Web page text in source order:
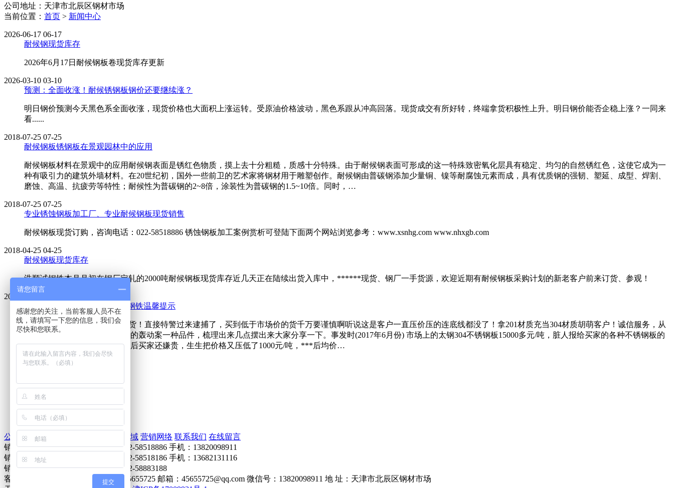
公司地址：天津市北辰区钢材市场
当前位置： 首页 > 新闻中心
2026-06-17 06-17
耐候钢现货库存
2026年6月17日耐候钢板卷现货库存更新
2026-03-10 03-10
预测：全面收涨！耐候锈钢板钢价还要继续涨？
明日钢价预测今天黑色系全面收涨，现货价格也大面积上涨运转。受原油价格波动，黑色系跟从冲高回落。现货成交有所好转，终端拿货积极性上升。明日钢价能否企稳上涨？一同来
看......
2018-07-25 07-25
耐候钢板锈钢板在景观园林中的应用
耐候钢板材料在景观中的应用耐候钢表面是锈红色物质，摸上去十分粗糙，质感十分特殊。由于耐候钢表面可形成的这一特殊致密氧化层具有稳定、均匀的自然锈红色，这使它成为一
种有吸引力的建筑外墙材料。在20世纪初，国外一些前卫的艺术家将钢材用于雕塑创作。耐候钢由普碳钢添加少量铜、镍等耐腐蚀元素而成，具有优质钢的强韧、塑延、成型、焊割、
磨蚀、高温、抗疲劳等特性；耐候性为普碳钢的2~8倍，涂装性为普碳钢的1.5~10倍。同时，…
2018-07-25 07-25
专业锈蚀钢板加工厂、专业耐候钢板现货销售
耐候钢板现货订购，咨询电话：022-58518886 锈蚀钢板加工案例赏析可登陆下面两个网站浏览参考：www.xsnhg.com www.nhxgb.com
2018-04-25 04-25
耐候钢板现货库存
浩顺诚钢铁本月月初在钢厂定轧的2000吨耐候钢板现货库存近几天正在陆续出货入库中，******现货、钢厂一手货源，欢迎近期有耐候钢板采购计划的新老客户前来订货、参观！
2017-11-23
购买低价钢板需谨慎 --浩顺诚钢铁温馨提示
今日头条，拿201充304，90吨货！直接特警过来逮捕了，买到低于市场价的货千万要谨慎啊听说这是客户一直压价压的连底线都没了！拿201材质充当304材质胡萌客户！诚信服务，从
点点滴滴做起！ 前几天钢材城的轰动案一种品件，梳理出来几点摆出来大家分享一下。事发时(2017年6月份) 市场上的太钢304不锈钢板15000多元/吨，脏人报给买家的各种不锈钢板的
均价都不到12000元/吨，到***后买家还嫌贵，生生把价格又压低了1000元/吨，***后均价…
1
3
4
5
下一页
1/5
公司简介 产品中心 应用领域 营销网络 联系我们 在线留言
销售一部 联系人：孟经理 电话：022-58518886 手机：13820098911
销售二部 联系人：孔经理 电话：022-58518186 手机：13682131116
销售三部 联系人：孟经理 电话：022-58883188
客服QQ①：36768111 客服QQ②：45655725 邮箱：45655725@qq.com 微信号：13820098911 地 址：天津市北辰区钢材市场
请您留言
感谢您的关注，当前客服人员不在
线，请填写一下您的信息，我们会
尽快和您联系。
提交